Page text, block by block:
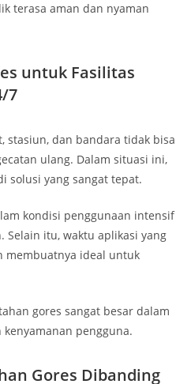
terasa aman dan nyaman
untuk Fasilitas
7
stasiun, dan bandara tidak bisa
ulang. Dalam situasi ini,
solusi yang sangat tepat.
kondisi penggunaan intensif
Selain itu, waktu aplikasi yang
membuatnya ideal untuk
gores sangat besar dalam
pengguna.
Gores Dibanding